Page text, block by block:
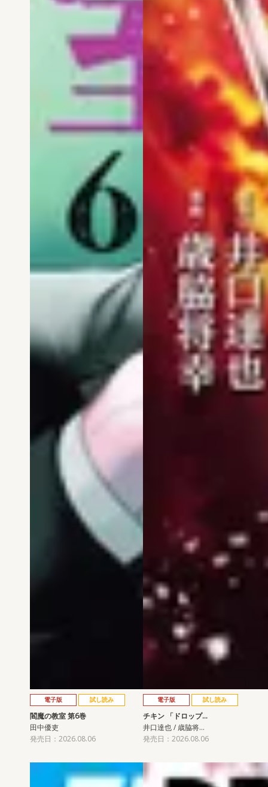
電子版 試し読み
閻魔の教室 第6巻
田中優吏
発売日：2026.08.06
電子版 試し読み
チキン 「ドロップ…
井口達也 / 歳脇将…
発売日：2026.08.06